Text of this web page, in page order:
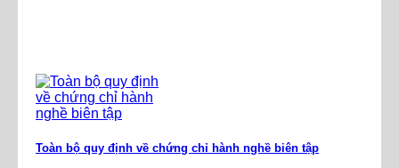
Toàn bộ quy định về chứng chỉ hành nghề biên tập